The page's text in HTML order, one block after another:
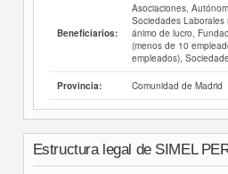
Beneficiarios:
Asociaciones,
Sociedades Laborales
ánimo de lucro,
(menos de 10
empleados),
Provincia: Comunidad de Madrid
Estructura legal de SIMEL